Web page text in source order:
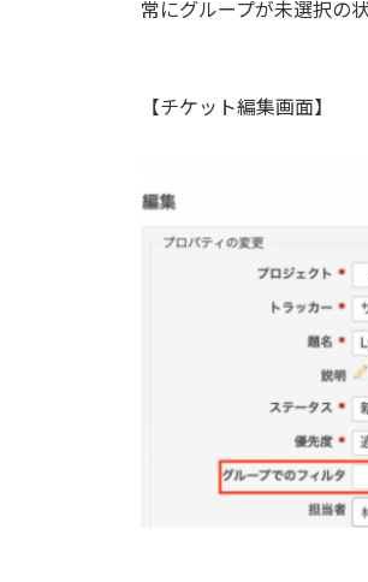
常にグループが未選択の
【チケット編集画面】